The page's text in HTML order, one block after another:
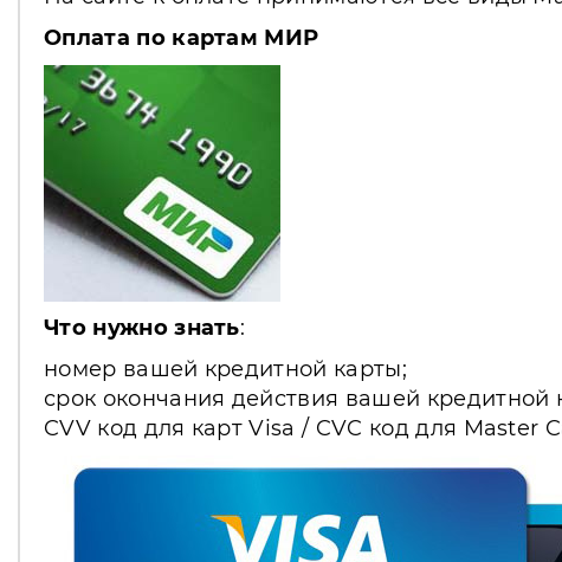
Оплата по картам МИР
Что нужно знать:
номер вашей кредитной карты;
срок окончания действия вашей кредитной
CVV код для карт Visa / CVC код для